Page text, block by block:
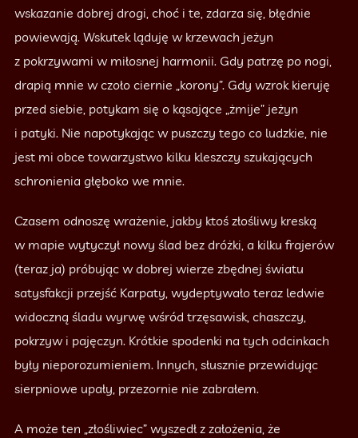
wskazanie dobrej drogi, choć i te, zdarza się, błędnie
powiewają. Wskutek ląduję w krzewach jeżyn
z pokrzywami w miłosnej harmonii. Gdy patrzę po nogi,
drapią mnie w czoło ciernie „korony”. Gdy wzrok kieruję
przed siebie, potykam się o kąsające „żmije” jeżyn
i patyki. Nie napotykając w puszczy tego co ludzkie, nie
jest mi obce towarzystwo kilku kleszczy szukających
schronienia głęboko we mnie.
Czasem odnoszę wrażenie, jakby ktoś złośliwy kreską
w mapie wytyczył nowy ślad bez dróżki, a kilku frajerów
(teraz ja) próbując w dobrej wierze zbędnej światu
satysfakcji przejść Karpaty, wydeptywało teraz ledwie
widoczną śladu wyrwę wśród trzęsawisk, chaszczy,
pokrzyw i pajęczyn. Krótkie spodenki na tych odcinkach
były nieporozumieniem. Innych, słusznie przewidując
sierpniowe upały, przezornie nie zabrałem.
A może ten „złośliwiec” wyszedł z założenia, że